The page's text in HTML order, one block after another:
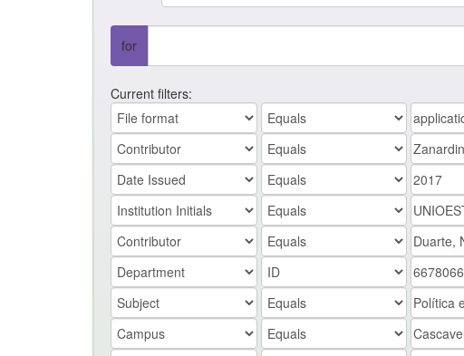
for
Current filters: